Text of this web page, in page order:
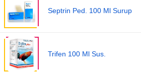
Septrin Ped. 100 Ml Surup
Trifen 100 Ml Sus.